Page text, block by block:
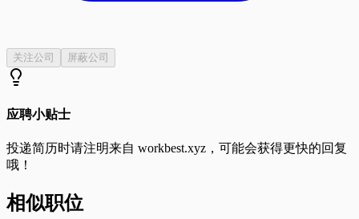
关注公司 屏蔽公司
应聘小贴士
投递简历时请注明来自 workbest.xyz ，可能会获得更快的回复
哦！
相似职位